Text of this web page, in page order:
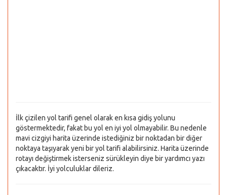
İlk çizilen yol tarifi genel olarak en kısa gidiş yolunu
göstermektedir, fakat bu yol en iyi yol olmayabilir. Bu nedenle
mavi cizgiyi harita üzerinde istediğiniz bir noktadan bir diğer
noktaya taşıyarak yeni bir yol tarifi alabilirsiniz. Harita üzerinde
rotayı değiştirmek isterseniz sürükleyin diye bir yardımcı yazı
çıkacaktır. İyi yolculuklar dileriz.